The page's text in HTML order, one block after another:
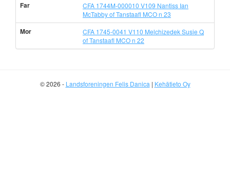
Far
CFA 1744M-000010 V109 Nantiss Ian
McTabby of Tanstaafl MCO n 23
Mor
CFA 1745-0041 V110 Melchizedek Susie Q
of Tanstaafl MCO n 22
© 2026 - Landsforeningen Felis Danica | Kehätieto Oy